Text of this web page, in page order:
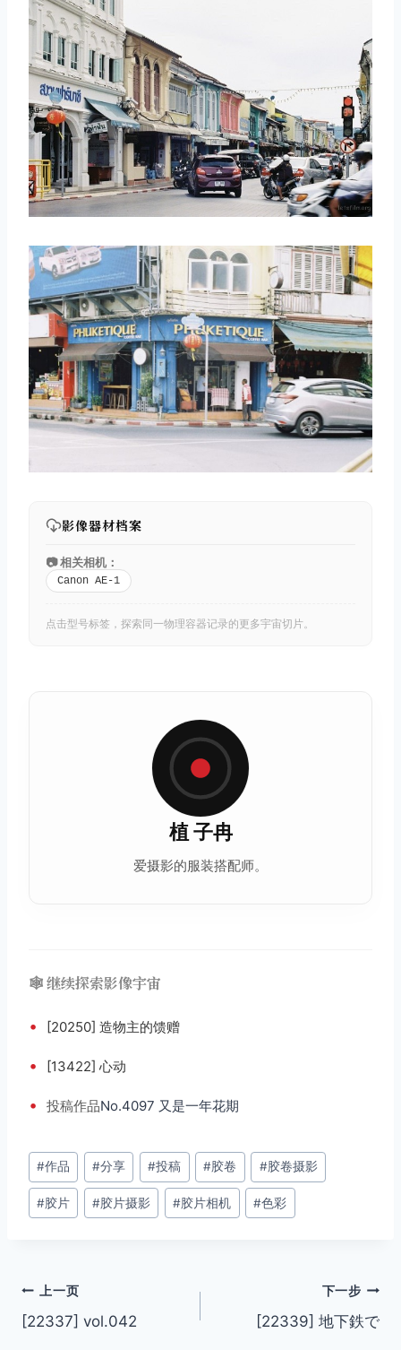
影像器材档案
📷 相关相机：
Canon AE-1
点击型号标签，探索同一物理容器记录的更多宇宙切片。
植 子冉
爱摄影的服装搭配师。
🕸️ 继续探索影像宇宙
• [20250] 造物主的馈赠
• [13422] 心动
• 投稿作品No.4097 又是一年花期
文
章
标
#作品 #分享 #投稿 #胶卷 #胶卷摄影
#胶片 #胶片摄影 #胶片相机 #色彩
文
章
上一页
[22337] vol.042
下一步
[22339] 地下鉄で
取消 搜索